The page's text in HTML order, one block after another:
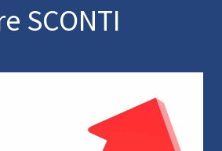
SCONTI